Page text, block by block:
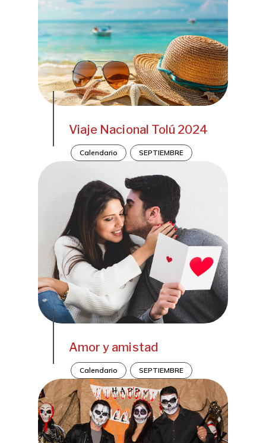
Viaje Nacional Tolú 2024
Calendario SEPTIEMBRE
Amor y amistad
Calendario SEPTIEMBRE